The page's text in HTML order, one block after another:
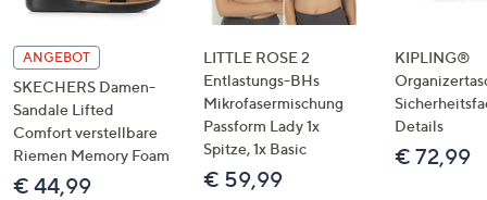
ANGEBOT
SKECHERS Damen-
Sandale Lifted
Comfort verstellbare
Riemen Memory Foam
€ 44,99
LITTLE ROSE 2
Entlastungs-BHs
Mikrofasermischung
Passform Lady 1x
Spitze, 1x Basic
€ 59,99
KIPLING®
Details
€ 72,99